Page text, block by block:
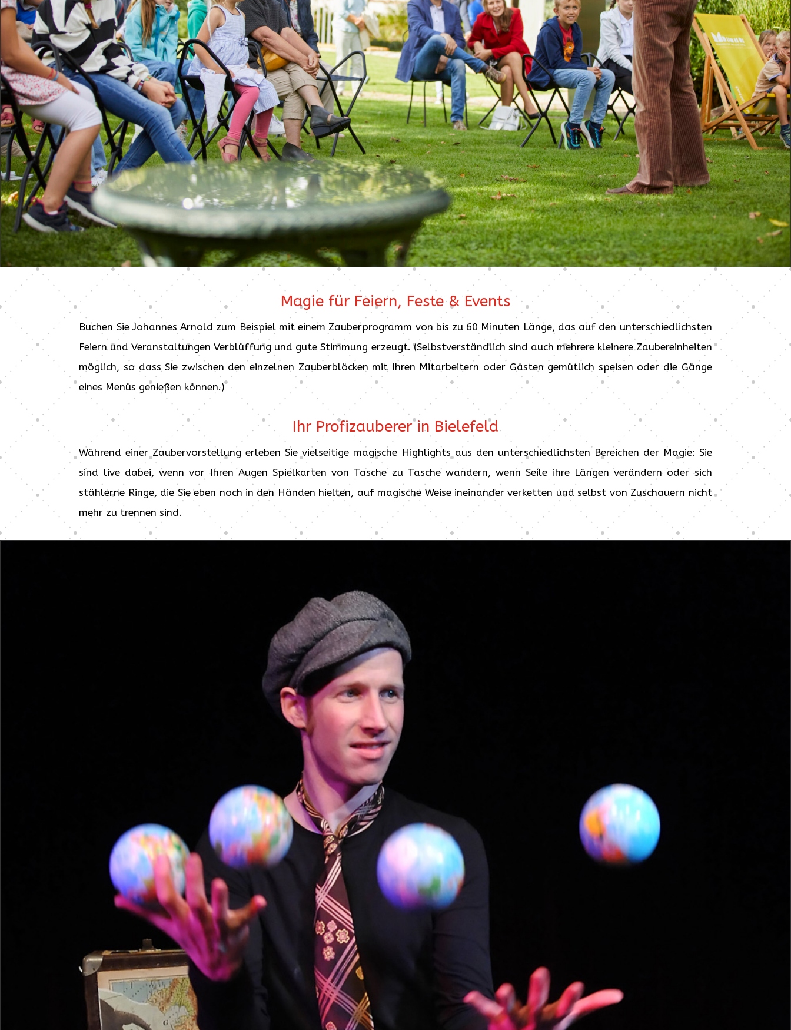
Magie für Feiern, Feste & Events
Buchen Sie Johannes Arnold zum Beispiel mit einem Zauberprogramm von bis zu 60 Minuten Länge, das auf den unterschiedlichsten
Feiern und Veranstaltungen Verblüffung und gute Stimmung erzeugt. (Selbstverständlich sind auch mehrere kleinere Zaubereinheiten
möglich, so dass Sie zwischen den einzelnen Zauberblöcken mit Ihren Mitarbeitern oder Gästen gemütlich speisen oder die Gänge
eines Menüs genießen können.)
Ihr Profizauberer in Bielefeld
Während einer Zaubervorstellung erleben Sie vielseitige magische Highlights aus den unterschiedlichsten Bereichen der Magie: Sie
sind live dabei, wenn vor Ihren Augen Spielkarten von Tasche zu Tasche wandern, wenn Seile ihre Längen verändern oder sich
stählerne Ringe, die Sie eben noch in den Händen hielten, auf magische Weise ineinander verketten und selbst von Zuschauern nicht
mehr zu trennen sind.